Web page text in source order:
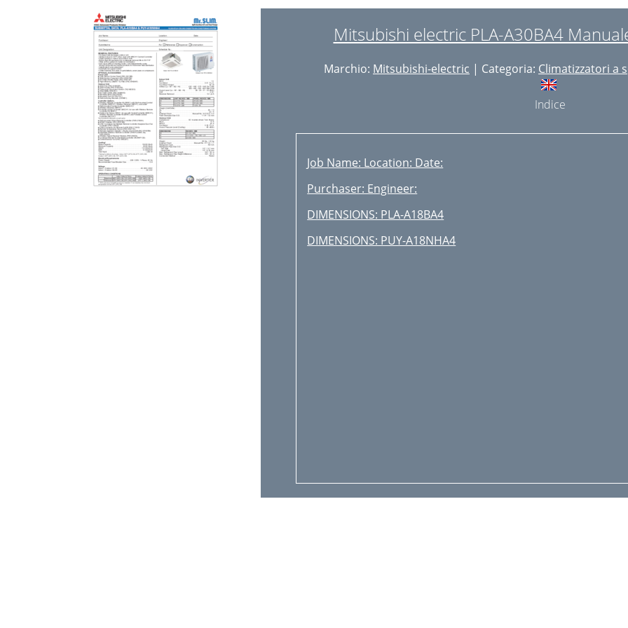
Mitsubishi electric PLA-A30BA4
Marchio: Mitsubishi-electric | Categoria: Climatizzatori a
Indice
Job Name: Location: Date:
Purchaser: Engineer:
DIMENSIONS: PLA-A18BA4
DIMENSIONS: PUY-A18NHA4